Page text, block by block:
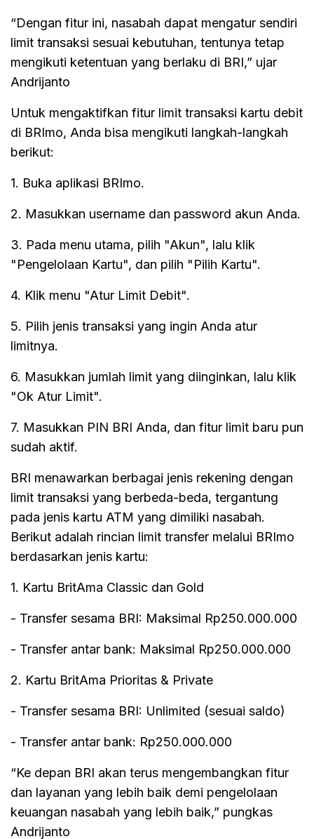
“Dengan fitur ini, nasabah dapat mengatur sendiri
limit transaksi sesuai kebutuhan, tentunya tetap
mengikuti ketentuan yang berlaku di BRI,” ujar
Andrijanto
Untuk mengaktifkan fitur limit transaksi kartu debit
di BRImo, Anda bisa mengikuti langkah-langkah
berikut:
1. Buka aplikasi BRImo.
2. Masukkan username dan password akun Anda.
3. Pada menu utama, pilih "Akun", lalu klik
"Pengelolaan Kartu", dan pilih "Pilih Kartu".
4. Klik menu "Atur Limit Debit".
5. Pilih jenis transaksi yang ingin Anda atur
limitnya.
6. Masukkan jumlah limit yang diinginkan, lalu klik
"Ok Atur Limit".
7. Masukkan PIN BRI Anda, dan fitur limit baru pun
sudah aktif.
BRI menawarkan berbagai jenis rekening dengan
limit transaksi yang berbeda-beda, tergantung
pada jenis kartu ATM yang dimiliki nasabah.
Berikut adalah rincian limit transfer melalui BRImo
berdasarkan jenis kartu:
1. Kartu BritAma Classic dan Gold
- Transfer sesama BRI: Maksimal Rp250.000.000
- Transfer antar bank: Maksimal Rp250.000.000
2. Kartu BritAma Prioritas & Private
- Transfer sesama BRI: Unlimited (sesuai saldo)
- Transfer antar bank: Rp250.000.000
“Ke depan BRI akan terus mengembangkan fitur
dan layanan yang lebih baik demi pengelolaan
keuangan nasabah yang lebih baik,” pungkas
Andrijanto